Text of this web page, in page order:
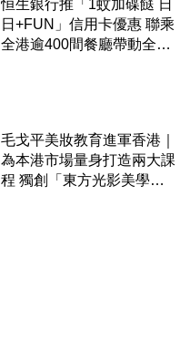
恒生銀行推「1蚊加碟餸 日
日+FUN」信用卡優惠 聯乘
全港逾400間餐廳帶動全城
毛戈平美妝教育進軍香港｜
為本港市場量身打造兩大課
程 獨創「東方光影美學」